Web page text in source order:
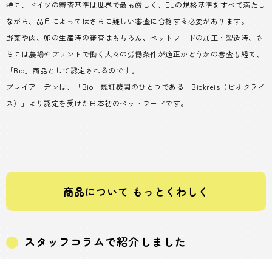
特に、ドイツの審査基準は世界で最も厳しく、EUの規格基準をすべて満たし
ながら、品目によってはさらに難しい審査に合格する必要があります。
野菜や肉、卵の生産時の審査はもちろん、ペットフードの加工・製造時、さ
らには農場やプラントで働く人々の労働条件が適正かどうかの審査も経て、
「Bio」商品として認定されるのです。
プレイアーデンは、「Bio」認証機関のひとつである「Biokreis（ビオクライ
ス）」より認定を受けた日本初のペットフードです。
商品について もっとくわしく
スタッフコラムで紹介しました